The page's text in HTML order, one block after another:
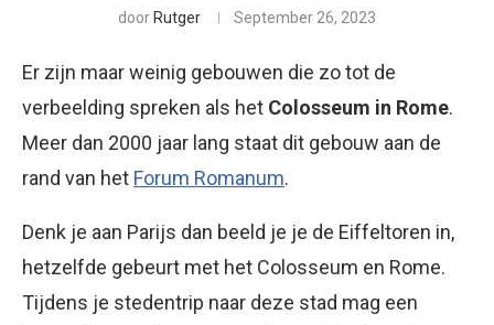
door Rutger September 26, 2023
Er zijn maar weinig gebouwen die zo tot de
verbeelding spreken als het Colosseum in Rome.
Meer dan 2000 jaar lang staat dit gebouw aan de
rand van het Forum Romanum.
Denk je aan Parijs dan beeld je je de Eiffeltoren in,
hetzelfde gebeurt met het Colosseum en Rome.
Tijdens je stedentrip naar deze stad mag een